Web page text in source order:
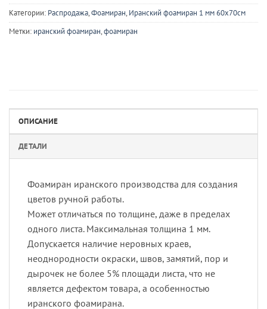
Категории: Распродажа,Фоамиран, Иранский фоамиран 1 мм 60х70см
Метки: иранский фоамиран,фоамиран
ОПИСАНИЕ
ДЕТАЛИ
Фоамиран иранского производства для создания
цветов ручной работы.
Может отличаться по толщине, даже в пределах
одного листа. Максимальная толщина 1 мм.
Допускается наличие неровных краев,
неоднородности окраски, швов, замятий, пор и
дырочек не более 5% площади листа, что не
является дефектом товара, а особенностью
иранского фоамирана.